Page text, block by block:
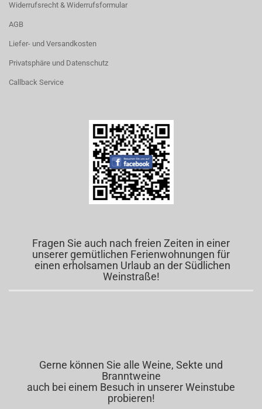
Widerrufsrecht & Widerrufsformular
AGB
Liefer- und Versandkosten
Privatsphäre und Datenschutz
Callback Service
Fragen Sie auch nach freien Zeiten in einer
unserer gemütlichen Ferienwohnungen für
einen erholsamen Urlaub an der Südlichen
Weinstraße!
Gerne können Sie alle Weine, Sekte und
Branntweine
auch bei einem Besuch in unserer Weinstube
probieren!